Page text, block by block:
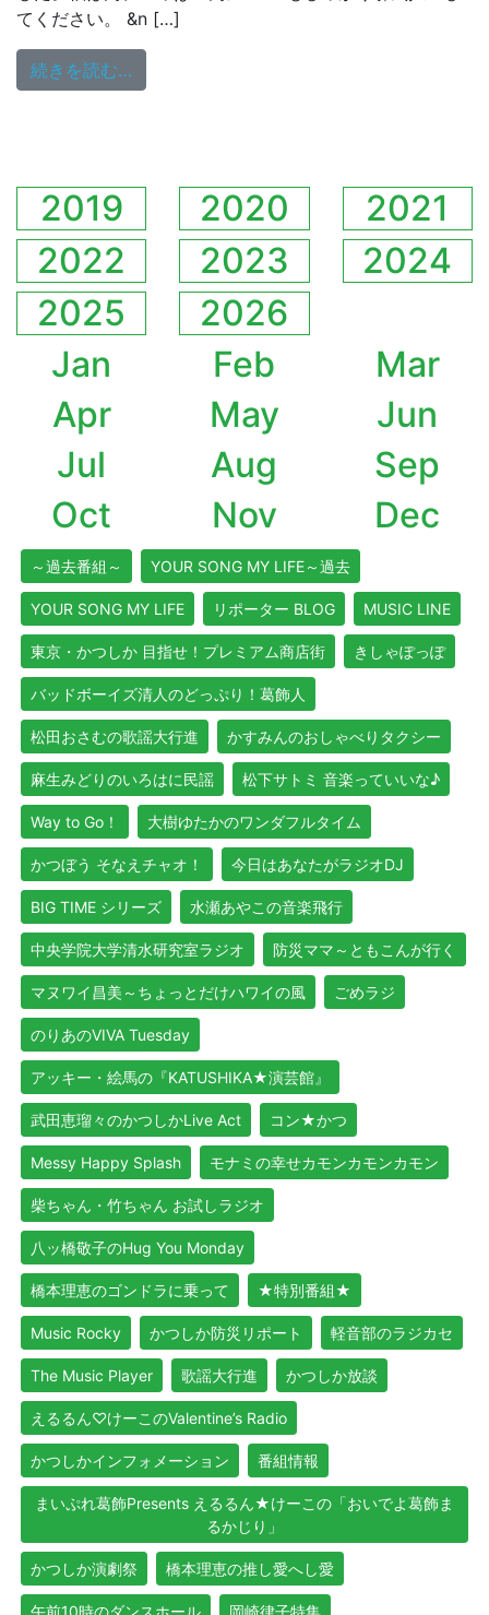
てください。 &n […]
続きを読む…
2019 2020
2021
2022
2023
2024
2025
2026
Jan
Feb
Mar
Apr
May
Jun
Jul
Aug
Sep
Oct
Nov Dec
～過去番組～ YOUR SONG MY LIFE～過去
YOUR SONG MY LIFE リポーター BLOG MUSIC LINE
東京・かつしか 目指せ！プレミアム商店街 きしゃぽっぽ
バッドボーイズ清人のどっぷり！葛飾人
松田おさむの歌謡大行進 かすみんのおしゃべりタクシー
麻生みどりのいろはに民謡 松下サトミ 音楽っていいな♪
Way to Go！ 大樹ゆたかのワンダフルタイム
かつぼう そなえチャオ！ 今日はあなたがラジオDJ
BIG TIME シリーズ 水瀬あやこの音楽飛行
中央学院大学清水研究室ラジオ 防災ママ～ともこんが行く
マヌワイ昌美～ちょっとだけハワイの風 ごめラジ
のりあのVIVA Tuesday
アッキー・絵馬の『KATUSHIKA★演芸館』
武田恵瑠々のかつしかLive Act コン★かつ
Messy Happy Splash モナミの幸せカモンカモンカモン
柴ちゃん・竹ちゃん お試しラジオ
八ッ橋敬子のHug You Monday
橋本理恵のゴンドラに乗って ★特別番組★
Music Rocky かつしか防災リポート 軽音部のラジカセ
The Music Player 歌謡大行進 かつしか放談
えるるん♡けーこのValentine’s Radio
かつしかインフォメーション 番組情報
まいぷれ葛飾Presents えるるん★けーこの「おいでよ葛飾ま
るかじり」
かつしか演劇祭 橋本理恵の推し愛へし愛
午前10時のダンスホール 岡崎律子特集